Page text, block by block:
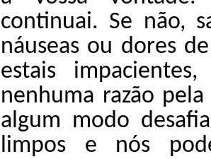
continuai. Se não,
náuseas ou dores
estais
nenhuma razão
algum modo
limpos e nós